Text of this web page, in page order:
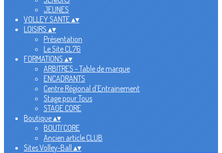
JEUNES
VOLLEY SANTE▴▾
LOISIRS ▴▾
Présentation
Le Site CL76
FORMATIONS ▴▾
ARBITRES - Table de marque
ENCADRANTS
Centre Régional d'Entrainement
Stage pour Tous
STAGE CORE
Boutique▴▾
BOUTI'CORE
Ancien article CLUB
Sites Volley-Ball ▴▾